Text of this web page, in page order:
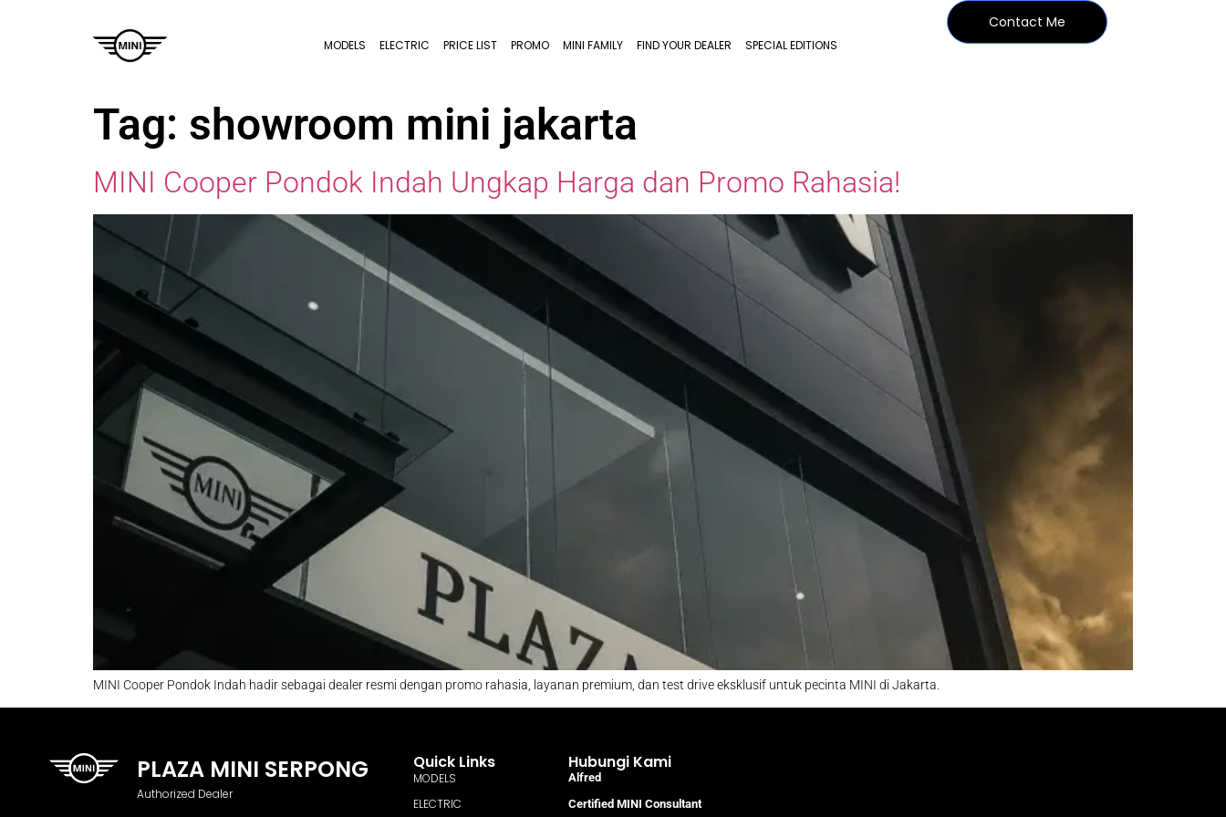
MODELS ELECTRIC PRICE LIST PROMO MINI FAMILY FIND YOUR DEALER SPECIAL EDITIONS
Contact Me
Tag: showroom mini jakarta
MINI Cooper Pondok Indah Ungkap Harga dan Promo Rahasia!
MINI Cooper Pondok Indah hadir sebagai dealer resmi dengan promo rahasia, layanan premium, dan test drive eksklusif untuk pecinta MINI di Jakarta.
PLAZA MINI SERPONG
Authorized Dealer
Quick Links
MODELS
ELECTRIC
Hubungi Kami
Alfred
Certified MINI Consultant